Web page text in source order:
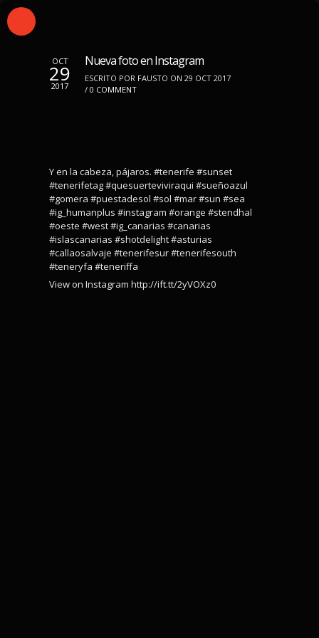
OCT
29
2017
Nueva foto en Instagram
ESCRITO POR FAUSTO ON 29 OCT 2017
/ 0 COMMENT
Y en la cabeza, pájaros. #tenerife #sunset
#tenerifetag #quesuerteviviraqui #sueñoazul
#gomera #puestadesol #sol #mar #sun #sea
#ig_humanplus #instagram #orange #stendhal
#oeste #west #ig_canarias #canarias
#islascanarias #shotdelight #asturias
#callaosalvaje #tenerifesur #tenerifesouth
#teneryfa #teneriffa
View on Instagram http://ift.tt/2yVOXz0